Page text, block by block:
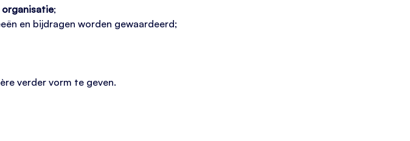
;
en bijdragen worden gewaardeerd;
verder vorm te geven.